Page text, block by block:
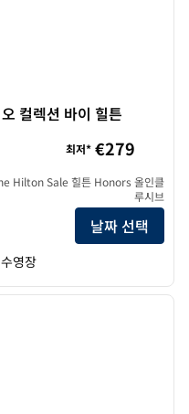
컬렉션 바이 힐튼
션 바이 힐튼의 호텔 정보 보기
최저* €279
Hilton Sale 힐튼 Honors 올인클
루시브
날짜 선택
영장
1/12
다음